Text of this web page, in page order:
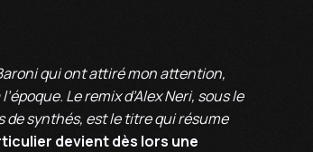
qui ont attiré mon attention,
Le remix d’Alex Neri, sous le
de synthés, est le titre qui résume
devient dès lors une